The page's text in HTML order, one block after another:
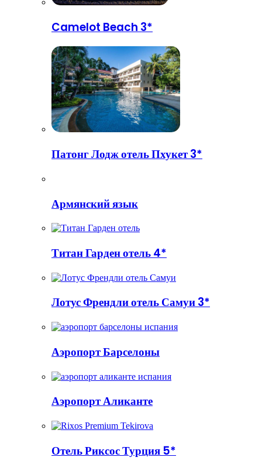
Camelot Beach 3*
Патонг Лодж отель Пхукет 3*
Армянский язык
Титан Гарден отель 4*
Лотус Френдли отель Самуи 3*
Аэропорт Барселоны
Аэропорт Аликанте
Отель Риксос Турция 5*